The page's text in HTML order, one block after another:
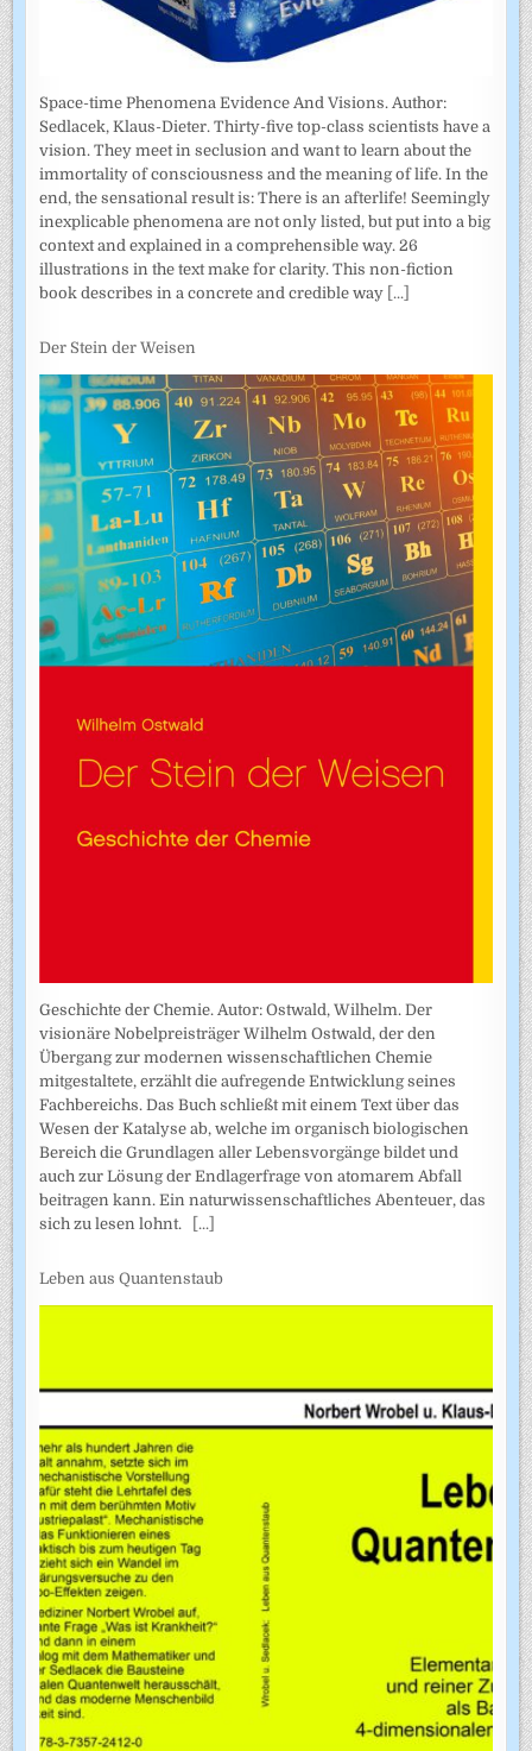
Space-time Phenomena Evidence And Visions. Author:
Sedlacek, Klaus-Dieter. Thirty-five top-class scientists have a
vision. They meet in seclusion and want to learn about the
immortality of consciousness and the meaning of life. In the
end, the sensational result is: There is an afterlife! Seemingly
inexplicable phenomena are not only listed, but put into a big
context and explained in a comprehensible way. 26
illustrations in the text make for clarity. This non-fiction
book describes in a concrete and credible way [...]
Der Stein der Weisen
Geschichte der Chemie. Autor: Ostwald, Wilhelm. Der
visionäre Nobelpreisträger Wilhelm Ostwald, der den
Übergang zur modernen wissenschaftlichen Chemie
mitgestaltete, erzählt die aufregende Entwicklung seines
Fachbereichs. Das Buch schließt mit einem Text über das
Wesen der Katalyse ab, welche im organisch biologischen
Bereich die Grundlagen aller Lebensvorgänge bildet und
auch zur Lösung der Endlagerfrage von atomarem Abfall
beitragen kann. Ein naturwissenschaftliches Abenteuer, das
sich zu lesen lohnt.
[...]
Leben aus Quantenstaub